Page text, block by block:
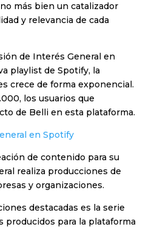
más bien un catalizador
y relevancia de cada
de Interés General en
playlist de Spotify, la
crece de forma exponencial.
los usuarios que
de Belli en esta plataforma.
en Spotify
de contenido para su
realiza producciones de
y organizaciones.
destacadas es la serie
producidos para la plataforma